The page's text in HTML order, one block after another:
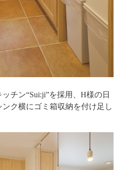
チン“Sui:ji”を採用、H様の日
ク横にゴミ箱収納を付け足し